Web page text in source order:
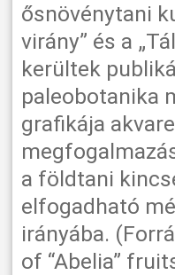
ősnövénytani
virány” és a
kerültek
paleobotanika
grafikája
a földtani
elfogadható
irányába.
of “Abelia”